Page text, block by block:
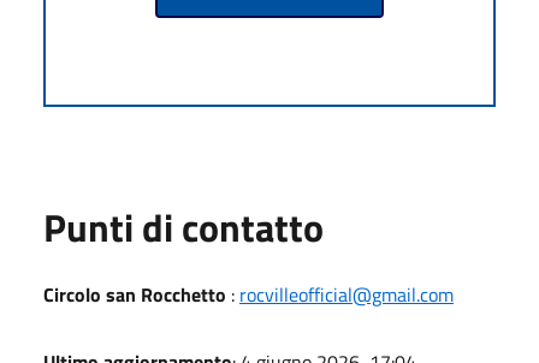
Punti di contatto
Circolo san Rocchetto : rocvilleofficial@gmail.com